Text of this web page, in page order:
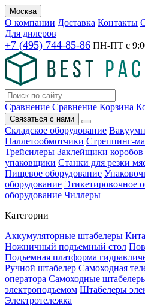
Москва
О компании Доставка Контакты
Для дилеров
+7 (495) 744-85-86 ПН-ПТ с
Сравнение Сравнение Корзина
Связаться с нами
Складское оборудование
Паллетообмотчики Стреппинг-
Трейсилеры Заклейщики коробов
упаковщики Станки для резки
Пищевое оборудование
оборудование Этикетировочное
оборудование Чиллеры
Категории
Аккумуляторные штабелеры
Ножничный подъемный стол
Подъемная платформа
Ручной штабелер Самоходная
оператора Самоходные
электроподъемом Штабелеры
Электротележка